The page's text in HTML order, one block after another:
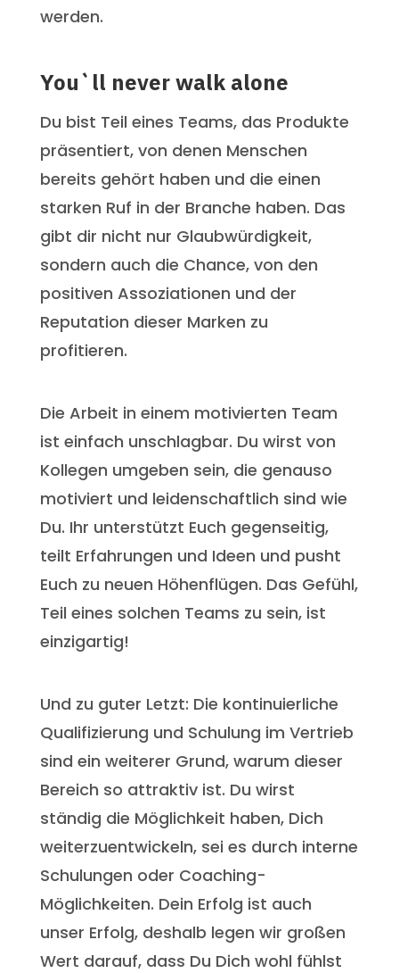
werden.
You`ll never walk alone
Du bist Teil eines Teams, das Produkte
präsentiert, von denen Menschen
bereits gehört haben und die einen
starken Ruf in der Branche haben. Das
gibt dir nicht nur Glaubwürdigkeit,
sondern auch die Chance, von den
positiven Assoziationen und der
Reputation dieser Marken zu
profitieren.
Die Arbeit in einem motivierten Team
ist einfach unschlagbar. Du wirst von
Kollegen umgeben sein, die genauso
motiviert und leidenschaftlich sind wie
Du. Ihr unterstützt Euch gegenseitig,
teilt Erfahrungen und Ideen und pusht
Euch zu neuen Höhenflügen. Das Gefühl,
Teil eines solchen Teams zu sein, ist
einzigartig!
Und zu guter Letzt: Die kontinuierliche
Qualifizierung und Schulung im Vertrieb
sind ein weiterer Grund, warum dieser
Bereich so attraktiv ist. Du wirst
ständig die Möglichkeit haben, Dich
weiterzuentwickeln, sei es durch interne
Schulungen oder Coaching-
Möglichkeiten. Dein Erfolg ist auch
unser Erfolg, deshalb legen wir großen
Wert darauf, dass Du Dich wohl fühlst